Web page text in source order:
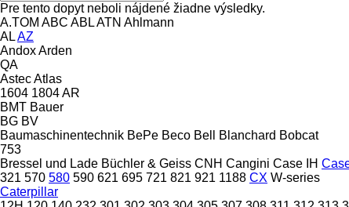
Pre tento dopyt neboli nájdené žiadne výsledky.
A.TOM ABC ABLATN Ahlmann
ALAZ
AndoxArden
QA
AstecAtlas
1604 1804AR
BMT Bauer
BG BV
Baumaschinentechnik BePe Beco Bell Blanchard Bobcat
753
Bressel und Lade Büchler & Geiss CNH Cangini Case IH
321 570 580 590 621 695 721 821 921 1188 CX W-series
Caterpillar